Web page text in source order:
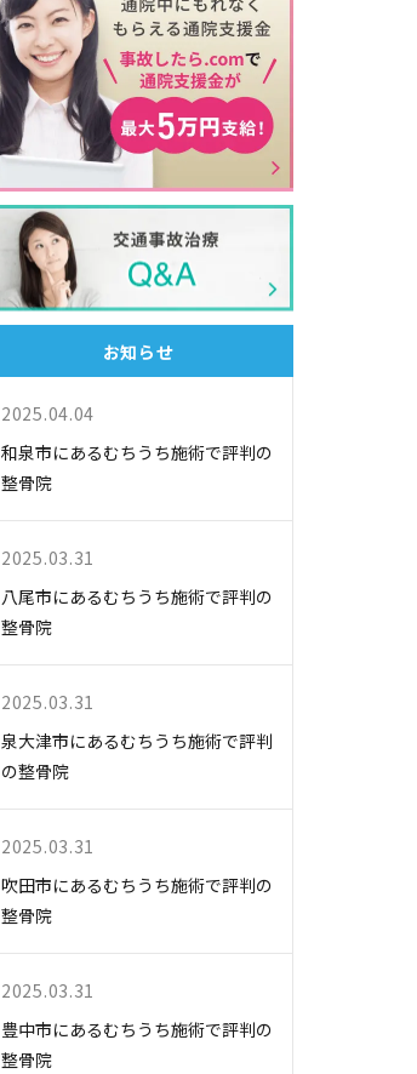
お知らせ
2025.04.04
和泉市にあるむちうち施術で評判の
整骨院
2025.03.31
八尾市にあるむちうち施術で評判の
整骨院
2025.03.31
泉大津市にあるむちうち施術で評判
の整骨院
2025.03.31
吹田市にあるむちうち施術で評判の
整骨院
2025.03.31
豊中市にあるむちうち施術で評判の
整骨院